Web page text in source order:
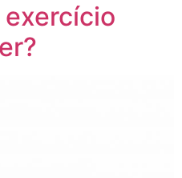
exercício